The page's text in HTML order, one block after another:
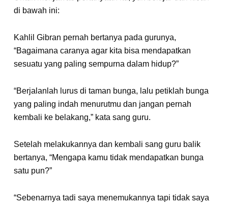
di bawah ini:
Kahlil Gibran pernah bertanya pada gurunya,
“Bagaimana caranya agar kita bisa mendapatkan
sesuatu yang paling sempurna dalam hidup?”
“Berjalanlah lurus di taman bunga, lalu petiklah bunga
yang paling indah menurutmu dan jangan pernah
kembali ke belakang,” kata sang guru.
Setelah melakukannya dan kembali sang guru balik
bertanya, “Mengapa kamu tidak mendapatkan bunga
satu pun?”
“Sebenarnya tadi saya menemukannya tapi tidak saya